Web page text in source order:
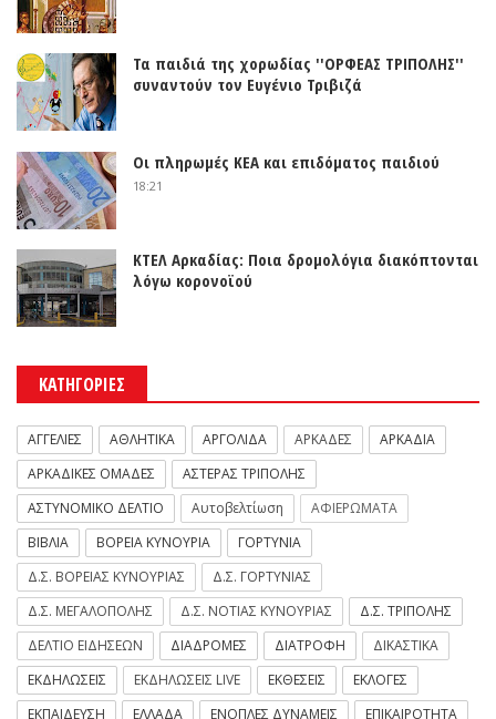
Τα παιδιά της χορωδίας ''ΟΡΦΕΑΣ ΤΡΙΠΟΛΗΣ''
συναντούν τον Ευγένιο Τριβιζά
Οι πληρωμές ΚΕΑ και επιδόματος παιδιού
18:21
ΚΤΕΛ Αρκαδίας: Ποια δρομολόγια διακόπτονται
λόγω κορονοϊού
ΚΑΤΗΓΟΡΙΕΣ
ΑΓΓΕΛΙΕΣ ΑΘΛΗΤΙΚΑ ΑΡΓΟΛΙΔΑ ΑΡΚΑΔΕΣ
ΑΡΚΑΔΙΑ
ΑΡΚΑΔΙΚΕΣ ΟΜΑΔΕΣ
ΑΣΤΕΡΑΣ ΤΡΙΠΟΛΗΣ
ΑΣΤΥΝΟΜΙΚΟ ΔΕΛΤΙΟ
Αυτοβελτίωση
ΑΦΙΕΡΩΜΑΤΑ
ΒΙΒΛΙΑ
ΒΟΡΕΙΑ ΚΥΝΟΥΡΙΑ
ΓΟΡΤΥΝΙΑ
Δ.Σ. ΒΟΡΕΙΑΣ ΚΥΝΟΥΡΙΑΣ
Δ.Σ. ΓΟΡΤΥΝΙΑΣ
Δ.Σ. ΜΕΓΑΛΟΠΟΛΗΣ
Δ.Σ. ΝΟΤΙΑΣ ΚΥΝΟΥΡΙΑΣ
Δ.Σ. ΤΡΙΠΟΛΗΣ
ΔΕΛΤΙΟ ΕΙΔΗΣΕΩΝ
ΔΙΑΔΡΟΜΕΣ ΔΙΑΤΡΟΦΗ
ΔΙΚΑΣΤΙΚΑ
ΕΚΔΗΛΩΣΕΙΣ
ΕΚΔΗΛΩΣΕΙΣ LIVE ΕΚΘΕΣΕΙΣ
ΕΚΛΟΓΕΣ
ΕΚΠΑΙΔΕΥΣΗ
ΕΛΛΑΔΑ ΕΝΟΠΛΕΣ ΔΥΝΑΜΕΙΣ
ΕΠΙΚΑΙΡΟΤΗΤΑ